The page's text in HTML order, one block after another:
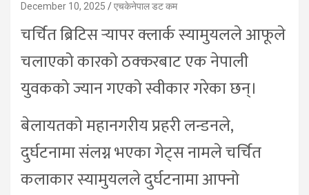
December 10, 2025 एचकेनेपाल डट कम
चर्चित ब्रिटिस र्‍यापर क्लार्क स्यामुयलले आफूले
चलाएको कारको ठक्करबाट एक नेपाली
युवकको ज्यान गएको स्वीकार गरेका छन्।
बेलायतको महानगरीय प्रहरी लन्डनले,
दुर्घटनामा संलग्न भएका गेट्स नामले चर्चित
कलाकार स्यामुयलले दुर्घटनामा आफ्नो